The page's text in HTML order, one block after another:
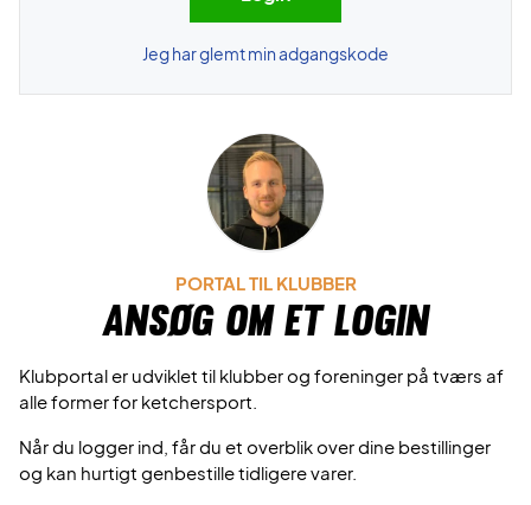
Jeg har glemt min adgangskode
PORTAL TIL KLUBBER
Ansøg om et login
Klubportal er udviklet til klubber og foreninger på tværs af
alle former for ketchersport.
Når du logger ind, får du et overblik over dine bestillinger
og kan hurtigt genbestille tidligere varer.